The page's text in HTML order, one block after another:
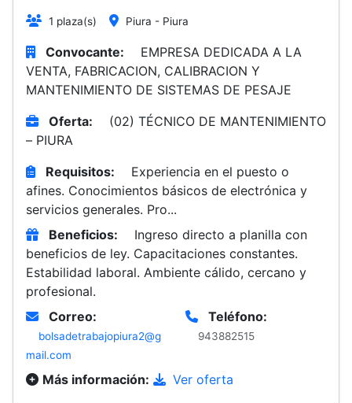
1 plaza(s) Piura - Piura
Convocante:
EMPRESA DEDICADA A LA
VENTA, FABRICACION, CALIBRACION Y
MANTENIMIENTO DE SISTEMAS DE PESAJE
Oferta:
(02) TÉCNICO DE MANTENIMIENTO
– PIURA
Requisitos:
Experiencia en el puesto o
afines. Conocimientos básicos de electrónica y
servicios generales. Pro...
Beneficios:
Ingreso directo a planilla con
beneficios de ley. Capacitaciones constantes.
Estabilidad laboral. Ambiente cálido, cercano y
profesional.
Correo:
bolsadetrabajopiura2@g
mail.com
Teléfono:
943882515
Más información: Ver oferta